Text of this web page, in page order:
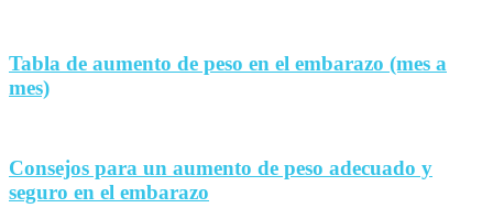
Tabla de aumento de peso en el embarazo (mes a
mes)
Consejos para un aumento de peso adecuado y
seguro en el embarazo